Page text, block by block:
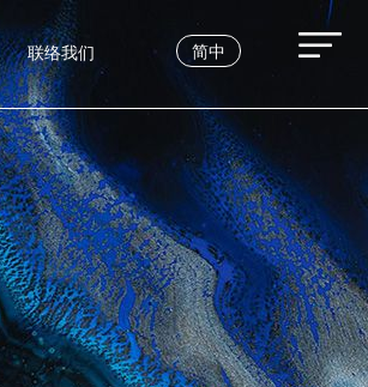
联络我们 简中